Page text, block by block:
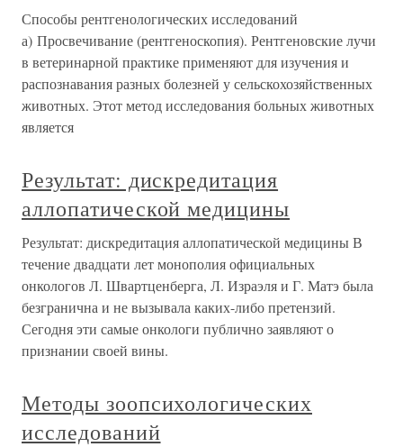
Способы рентгенологических исследований
а) Просвечивание (рентгеноскопия). Рентгеновские лучи
в ветеринарной практике применяют для изучения и
распознавания разных болезней у сельскохозяйственных
животных. Этот метод исследования больных животных
является
Результат: дискредитация
аллопатической медицины
Результат: дискредитация аллопатической медицины В
течение двадцати лет монополия официальных
онкологов Л. Швартценберга, Л. Израэля и Г. Матэ была
безгранична и не вызывала каких-либо претензий.
Сегодня эти самые онкологи публично заявляют о
признании своей вины.
Методы зоопсихологических
исследований